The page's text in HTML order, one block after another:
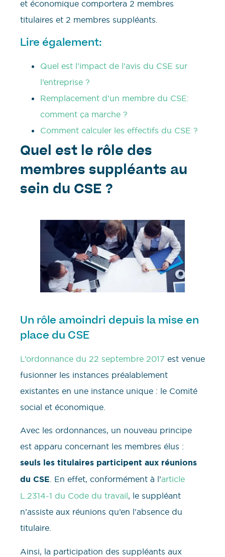
et économique comportera 2 membres
titulaires et 2 membres suppléants.
Lire également:
Quel est l’impact de l’avis du CSE sur
l’entreprise ?
Remplacement d’un membre du CSE:
comment ça marche ?
Comment calculer les effectifs du CSE ?
Quel est le rôle des
membres suppléants au
sein du CSE ?
Un rôle amoindri depuis la mise en
place du CSE
L’ordonnance du 22 septembre 2017 est venue
fusionner les instances préalablement
existantes en une instance unique : le Comité
social et économique.
Avec les ordonnances, un nouveau principe
est apparu concernant les membres élus :
seuls les titulaires participent aux réunions
du CSE. En effet, conformément à l’article
L.2314-1 du Code du travail, le suppléant
n’assiste aux réunions qu’en l’absence du
titulaire.
Ainsi, la participation des suppléants aux